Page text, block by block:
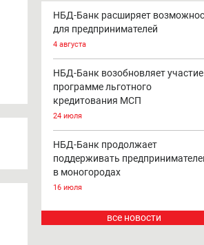
НБД-Банк расширяет
для предпринимателей
4 августа
НБД-Банк возобновляет
программе льготного
кредитования МСП
24 июля
НБД-Банк продолжает
поддерживать
в моногородах
16 июля
все новости